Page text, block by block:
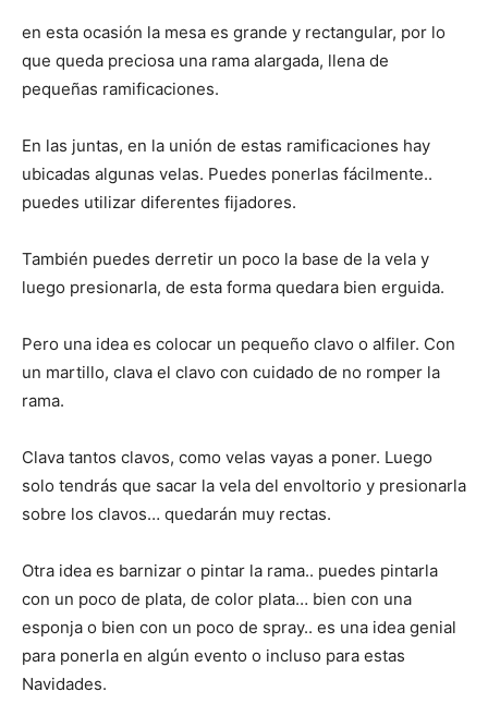
en esta ocasión la mesa es grande y rectangular, por lo
que queda preciosa una rama alargada, llena de
pequeñas ramificaciones.
En las juntas, en la unión de estas ramificaciones hay
ubicadas algunas velas. Puedes ponerlas fácilmente..
puedes utilizar diferentes fijadores.
También puedes derretir un poco la base de la vela y
luego presionarla, de esta forma quedara bien erguida.
Pero una idea es colocar un pequeño clavo o alfiler. Con
un martillo, clava el clavo con cuidado de no romper la
rama.
Clava tantos clavos, como velas vayas a poner. Luego
solo tendrás que sacar la vela del envoltorio y presionarla
sobre los clavos… quedarán muy rectas.
Otra idea es barnizar o pintar la rama.. puedes pintarla
con un poco de plata, de color plata… bien con una
esponja o bien con un poco de spray.. es una idea genial
para ponerla en algún evento o incluso para estas
Navidades.